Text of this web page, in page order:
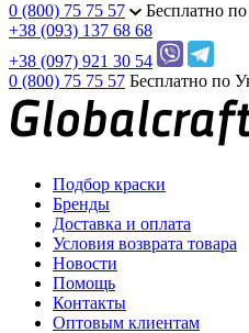
0 (800) 75 75 57
Бесплатно
+38 (093) 137 68 68
+38 (097) 921 30 54
0 (800) 75 75 57 Бесплатно по
Подбор краски
Бренды
Доставка и оплата
Условия возврата товара
Новости
Помощь
Контакты
Оптовым клиентам